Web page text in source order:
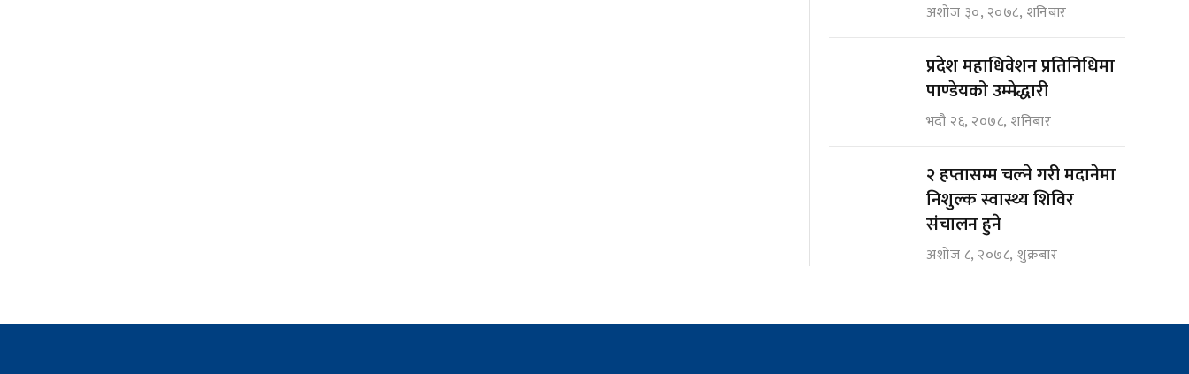
अशोज ३०, २०७८, शनिबार
प्रदेश महाधिवेशन प्रतिनिधिमा
पाण्डेयको उम्मेद्धारी
भदौ २६, २०७८, शनिबार
२ हप्तासम्म चल्ने गरी मदानेमा
निशुल्क स्वास्थ्य शिविर
संचालन हुने
अशोज ८, २०७८, शुक्रबार